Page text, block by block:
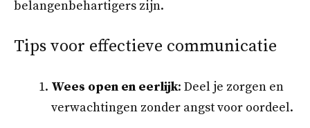
belangenbehartigers zijn.
Tips voor effectieve communicatie
Wees open en eerlijk: Deel je zorgen en
verwachtingen zonder angst voor oordeel.